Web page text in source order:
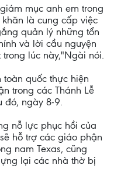
mục anh em trong
là cung cấp việc
quản lý những tổn
và lời cầu nguyện
lúc này,"Ngài nói.
quốc thực hiện
trong các Thánh Lễ
đó, ngày 8-9.
nỗ lực phục hồi của
hỗ trợ các giáo phận
nam Texas, cũng
lại các nhà thờ bị